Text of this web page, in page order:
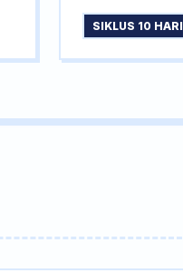
SIKLUS 10 HARI